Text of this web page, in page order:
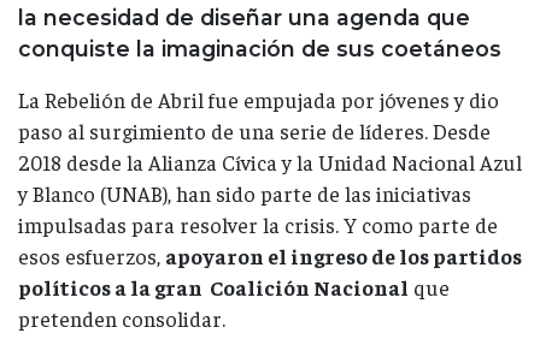
la necesidad de diseñar una agenda que
conquiste la imaginación de sus coetáneos
La Rebelión de Abril fue empujada por jóvenes y dio
paso al surgimiento de una serie de líderes. Desde
2018 desde la Alianza Cívica y la Unidad Nacional Azul
y Blanco (UNAB), han sido parte de las iniciativas
impulsadas para resolver la crisis. Y como parte de
esos esfuerzos, apoyaron el ingreso de los partidos
políticos a la gran Coalición Nacional que
pretenden consolidar.